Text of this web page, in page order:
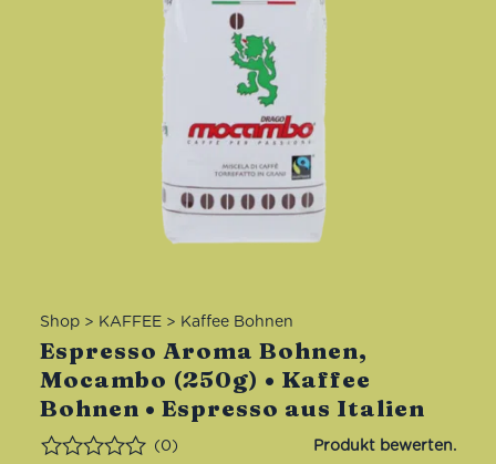
Shop> KAFFEE> Kaffee Bohnen
Espresso Aroma Bohnen,
Mocambo (250g) • Kaffee
Bohnen • Espresso aus Italien
(0)